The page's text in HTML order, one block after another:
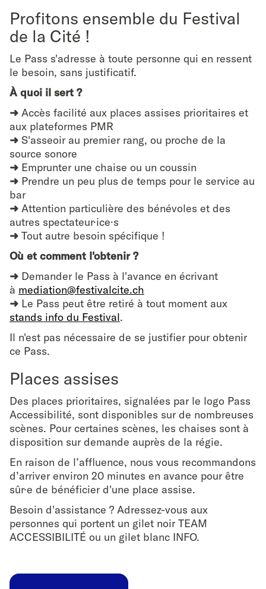
Profitons ensemble du Festival
de la Cité !
Le Pass s'adresse à toute personne qui en ressent
le besoin, sans justificatif.
À quoi il sert ?
➜ Accès facilité aux places assises prioritaires et
aux plateformes PMR
➜ S'asseoir au premier rang, ou proche de la
source sonore
➜ Emprunter une chaise ou un coussin
➜ Prendre un peu plus de temps pour le service au
bar
➜ Attention particulière des bénévoles et des
autres spectateur·ice·s
➜ Tout autre besoin spécifique !
Où et comment l'obtenir ?
➜ Demander le Pass à l'avance en écrivant
à mediation@festivalcite.ch
➜ Le Pass peut être retiré à tout moment aux
stands info du Festival.
Il n'est pas nécessaire de se justifier pour obtenir
ce Pass.
Places assises
Des places prioritaires, signalées par le logo Pass
Accessibilité, sont disponibles sur de nombreuses
scènes. Pour certaines scènes, les chaises sont à
disposition sur demande auprès de la régie.
En raison de l’affluence, nous vous recommandons
d’arriver environ 20 minutes en avance pour être
sûr·e de bénéficier d'une place assise.
Besoin d'assistance ? Adressez-vous aux
personnes qui portent un gilet noir TEAM
ACCESSIBILITÉ ou un gilet blanc INFO.